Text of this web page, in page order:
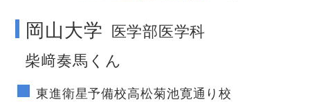
岡山大学 医学部医学科
柴﨑奏馬くん
東進衛星予備校高松菊池寛通り校